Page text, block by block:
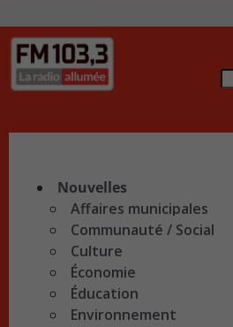
Nouvelles
Affaires municipales
Communauté / Social
Culture
Économie
Éducation
Environnement